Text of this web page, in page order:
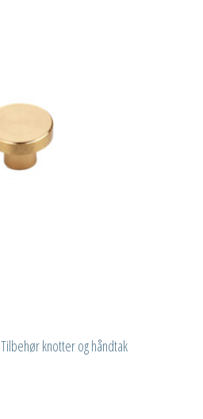
Tilbehør knotter og håndtak